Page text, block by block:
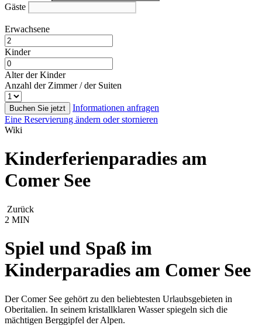
Gäste
Erwachsene
Kinder
Alter der Kinder
Anzahl der Zimmer / der Suiten
Buchen Sie jetzt
Informationen anfragen
Eine Reservierung ändern oder stornieren
Wiki
Kinderferienparadies am
Comer See
Zurück
2 MIN
Spiel und Spaß im
Kinderparadies am Comer See
Der Comer See gehört zu den beliebtesten Urlaubsgebieten in
Oberitalien. In seinem kristallklaren Wasser spiegeln sich die
mächtigen Berggipfel der Alpen.